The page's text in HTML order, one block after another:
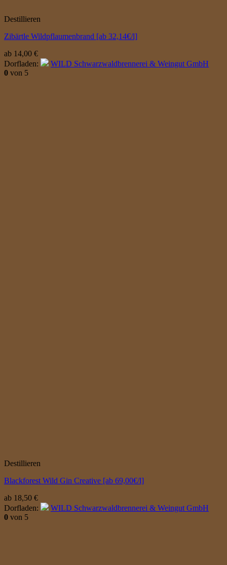
Destillieren
Zibärtle Wildpflaumenbrand [ab 32,14€/l]
ab 14,00 €
Dorfladen:
WILD Schwarzwaldbrennerei & Weingut GmbH
0 von 5
Destillieren
Blackforest Wild Gin Creative [ab 69,00€/l]
ab 18,50 €
Dorfladen:
WILD Schwarzwaldbrennerei & Weingut GmbH
0 von 5